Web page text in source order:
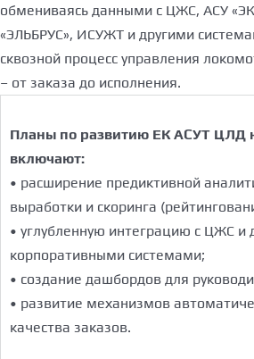
обмениваясь данными с ЦЖС, АСУ
«ЭЛЬБРУС», ИСУЖТ и другими
сквозной процесс управления
– от заказа до исполнения.
Планы по развитию ЕК АСУТ ЦЛД
включают:
• расширение предиктивной
выработки и скоринга
• углубленную интеграцию с ЦЖС и
корпоративными системами;
• создание дашбордов для
• развитие механизмов
качества заказов.